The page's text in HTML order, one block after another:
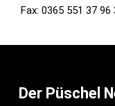
Fax: 0365 551 37 96
Der Püschel